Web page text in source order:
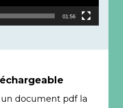
01:56
document pdf la